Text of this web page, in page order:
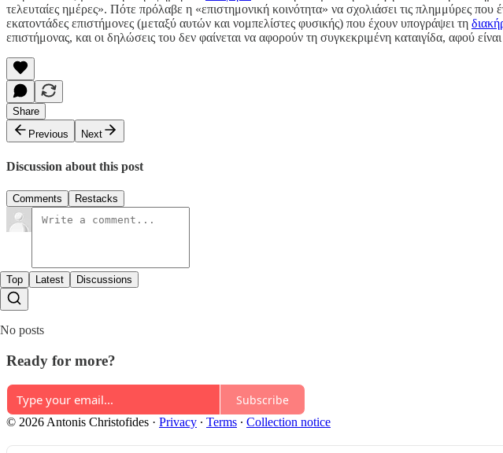
τελευταίες ημέρες». Πότε πρόλαβε η «επιστημονική κοινότητα» να σχολιάσει τις πλημμύρες
εκατοντάδες επιστήμονες (μεταξύ αυτών και νομπελίστες φυσικής) που έχουν υπογράψει τη
επιστήμονας, και οι δηλώσεις του δεν φαίνεται να αφορούν τη συγκεκριμένη καταιγίδα, αφού
Share
Previous
Next
Discussion about this post
Comments Restacks
Top Latest Discussions
No posts
Ready for more?
Subscribe
© 2026 Antonis Christofides · Privacy ∙ Terms ∙ Collection notice